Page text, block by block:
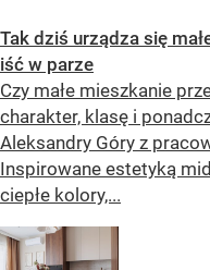
Tak dziś urządza się
iść w parze
Czy małe mieszkanie
charakter, klasę i
Aleksandry Góry z
Inspirowane estetyką
ciepłe kolory,...